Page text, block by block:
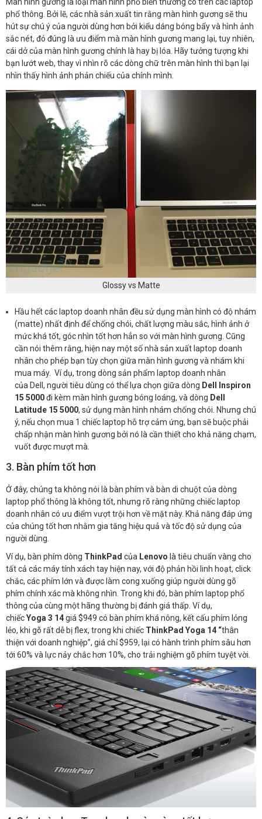
phổ thông. Bởi lẽ, các nhà sản xuất tin rằng màn hình gương sẽ thu
hút sự chú ý của người dùng hơn bởi kiểu dáng bóng bẩy và hình ảnh
sắc nét, đó đúng là ưu điểm mà màn hình gương mang lại, tuy nhiên,
cái dở của màn hình gương chính là hay bị lóa. Hãy tưởng tượng khi
bạn lướt web, thay vì nhìn rõ các dòng chữ trên màn hình thì bạn lại
nhìn thấy hình ảnh phản chiếu của chính mình.
Glossy vs Matte
Hầu hết các laptop doanh nhân đều sử dụng màn hình có độ nhám
(matte) nhất định để chống chói, chất lượng màu sắc, hình ảnh ở
mức khá tốt, góc nhìn tốt hơn hẳn so với màn hình gương. Cũng
cần nói thêm rằng, hiện nay một số nhà sản xuất laptop doanh
nhân cho phép bạn tùy chọn giữa màn hình gương và nhám khi
mua máy. Ví dụ, trong dòng sản phẩm laptop doanh nhân
của Dell, người tiêu dùng có thể lựa chọn giữa dòng Dell Inspiron
15 5000đi kèm màn hình gương bóng loáng, và dòng Dell
Latitude 15 5000, sử dụng màn hình nhám chống chói. Nhưng chú
ý, nếu chọn mua 1 chiếc laptop hỗ trợ cảm ứng, bạn sẽ buộc phải
chấp nhận màn hình gương bởi nó là cần thiết cho khả năng chạm,
vuốt được mượt mà.
3. Bàn phím tốt hơn
Ở đây, chúng ta không nói là bàn phím và bàn di chuột của dòng
laptop phổ thông là không tốt, nhưng rõ ràng những chiếc laptop
doanh nhân có ưu điểm vượt trội hơn về mặt này. Khả năng đáp ứng
của chúng tốt hơn nhằm gia tăng hiệu quả và tốc độ sử dụng của
người dùng.
Ví dụ, bàn phím dòng ThinkPad của Lenovo là tiêu chuẩn vàng cho
tất cả các máy tính xách tay hiện nay, với độ phản hồi linh hoạt, click
chắc, các phím lớn và được làm cong xuống giúp người dùng gõ
phím chính xác mà không nhìn. Trong khi đó, bàn phím laptop phổ
thông của cùng một hãng thường bị đánh giá thấp. Ví dụ,
chiếcYoga 3 14giá $949 có bàn phím khá nông, kết cấu phím lỏng
lẻo, khi gõ rất dễ bị flex, trong khi chiếc ThinkPad Yoga 14 “thân
thiện với doanh nghiệp”, giá chỉ $959, lại có hành trình phím sâu hơn
tới 60% và lực nảy chắc hơn 10%, cho trải nghiệm gõ phím tuyệt vời.